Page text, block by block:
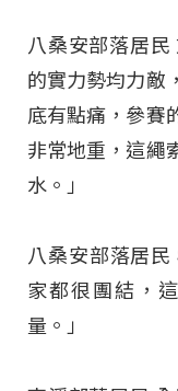
八桑安部落居
的實力勢均力敵
底有點痛，參賽
非常地重，這繩
水。」
八桑安部落居
家都很團結，
量。」